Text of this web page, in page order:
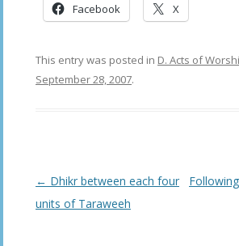
Facebook X
This entry was posted in D. Acts of
September 28, 2007.
Post
navigation
← Dhikr between each four
units of Taraweeh